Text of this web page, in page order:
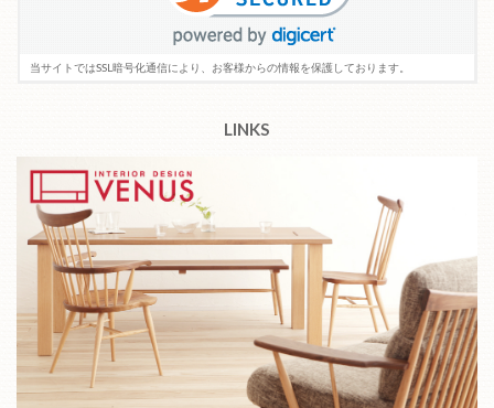
当サイトではSSL暗号化通信により、お客様からの情報を保護しております。
LINKS